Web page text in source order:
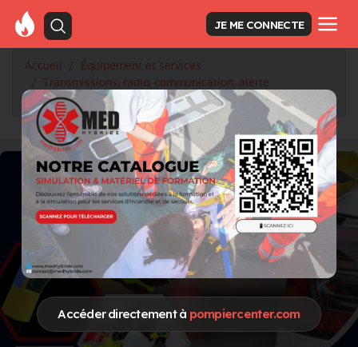
Accéder directement à pompiercenter.com
JE ME CONNECTE
Accueil
Équipement et services
Transmissions, radio, communication, alerte
OMNI-DISPATCH